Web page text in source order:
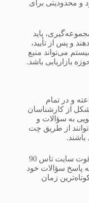
و محدودیتی برای
باید
و پس از تأیید،
می‌تواند منبع
بازاریابی باشد.
تاس 90 به صورت 24 ساعته و در تمام
از کارشناسان
به سؤالات و
از طریق چت
باشند.
سرعت پاسخگویی پشتیبانی یکی از نقاط قوت سایت تاس 90
پاسخ سؤالات خود
زمان